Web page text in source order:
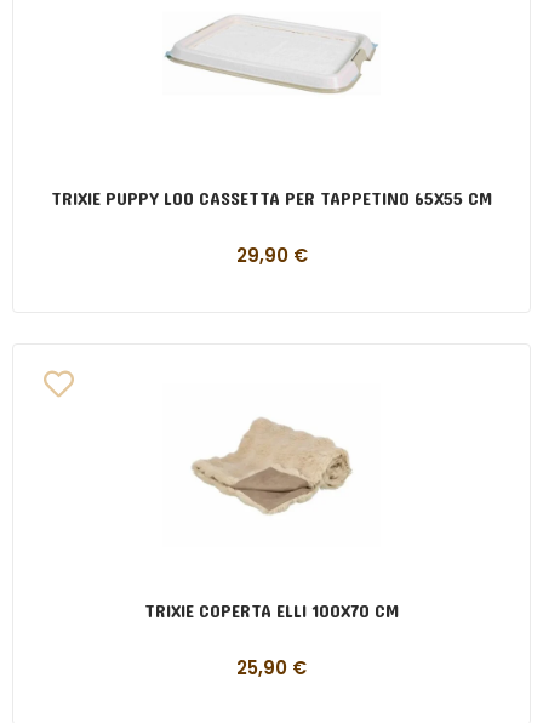
TRIXIE PUPPY LOO CASSETTA PER TAPPETINO 65X55 CM
29,90 €
TRIXIE COPERTA ELLI 100X70 CM
25,90 €